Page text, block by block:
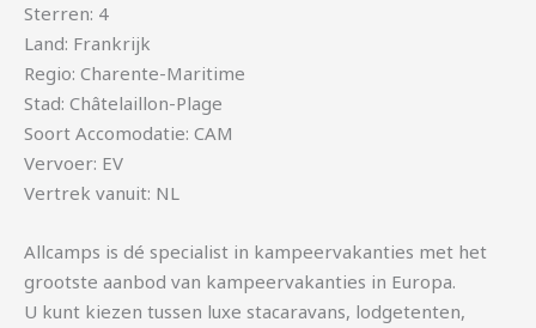
Sterren: 4
Land: Frankrijk
Regio: Charente-Maritime
Stad: Châtelaillon-Plage
Soort Accomodatie: CAM
Vervoer: EV
Vertrek vanuit: NL
Allcamps is dé specialist in kampeervakanties met het
grootste aanbod van kampeervakanties in Europa.
U kunt kiezen tussen luxe stacaravans, lodgetenten,